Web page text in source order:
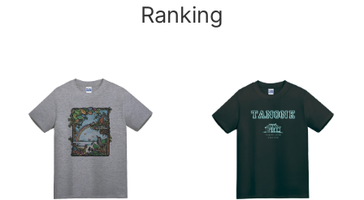
Ranking